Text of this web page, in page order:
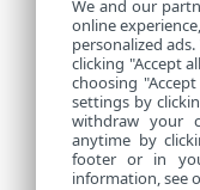
We and our
online
personalized
clicking "Accept
choosing
settings by
withdraw your
anytime by
footer or in
information, see